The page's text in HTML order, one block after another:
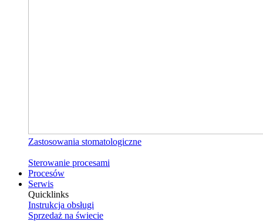
Zastosowania stomatologiczne
Sterowanie procesami
Procesów
Serwis
Quicklinks
Instrukcja obsługi
Sprzedaż na świecie